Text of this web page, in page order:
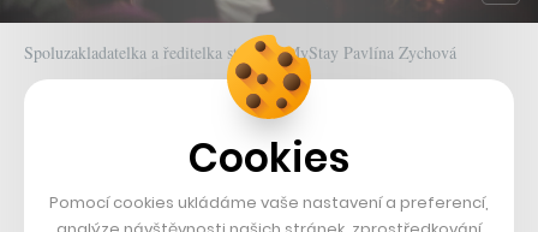
Spoluzakladatelka a ředitelka startupu MyStay Pavlína Zychová
„Když jsme začali spolupracovat s firmou MyStay,
věděli jsme, že projekt má obrovský potenciál,“
Spolu za tři roky obsloužili přes milion uživatelů.„Až
Cookies
Pomocí cookies ukládáme vaše nastavení a preferencí,